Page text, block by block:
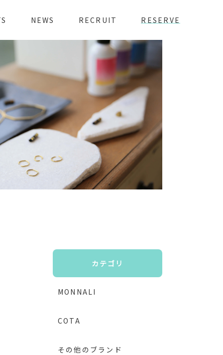
NEWS RECRUIT RESERVE
カテゴリ
MONNALI
COTA
その他のブランド